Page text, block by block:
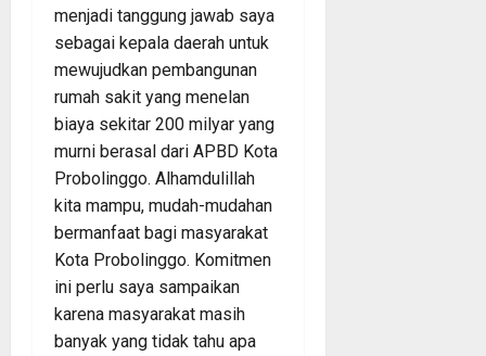
menjadi tanggung jawab saya
sebagai kepala daerah untuk
mewujudkan pembangunan
rumah sakit yang menelan
biaya sekitar 200 milyar yang
murni berasal dari APBD Kota
Probolinggo. Alhamdulillah
kita mampu, mudah-mudahan
bermanfaat bagi masyarakat
Kota Probolinggo. Komitmen
ini perlu saya sampaikan
karena masyarakat masih
banyak yang tidak tahu apa